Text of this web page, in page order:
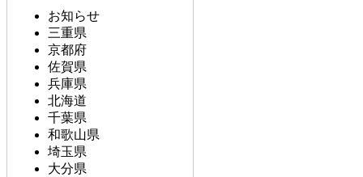
お知らせ
三重県
京都府
佐賀県
兵庫県
北海道
千葉県
和歌山県
埼玉県
大分県